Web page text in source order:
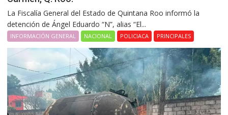
La Fiscalía General del Estado de Quintana Roo informó la
detención de Ángel Eduardo “N”, alias “El...
INFORMACIÓN GENERAL NACIONAL POLICIACA PRINCIPALES